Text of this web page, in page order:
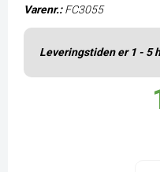
Varenr.: FC3055
Leveringstiden er 1 - 5